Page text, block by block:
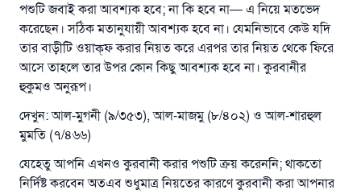
পশুটি জবাই করা আবশ্যক হবে; না কি হবে না— এ নিয়ে মতভেদ
করেছেন। সঠিক মতানুযায়ী আবশ্যক হবে না। যেমনিভাবে কেউ যদি
তার বাড়ীটি ওয়াক্‌ফ করার নিয়ত করে এরপর তার নিয়ত থেকে ফিরে
আসে তাহলে তার উপর কোন কিছু আবশ্যক হবে না। কুরবানীর
হুকুমও অনুরূপ।
দেখুন: আল-মুগনী (৯/৩৫৩), আল-মাজমু (৮/৪০২) ও আল-শারহুল
মুমতি (৭/৪৬৬)
যেহেতু আপনি এখনও কুরবানী করার পশুটি ক্রয় করেননি; থাকতো
নির্দিষ্ট করবেন অতএব শুধুমাত্র নিয়তের কারণে কুরবানী করা আপনার
উত্তর নম্বর ১১০৮৪৫ একটি বিবাহ রক্ষা
করেছিল।
উম্মাহকে উত্তর দিতে আমাদেরকে সহযোগিতা করুন
যে ব্যক্তি সৎ কর্মের পথ দেখাবে সে সৎকর্মকারীর সমান
(সহিহ মুসলিম; ১৮৯৩)